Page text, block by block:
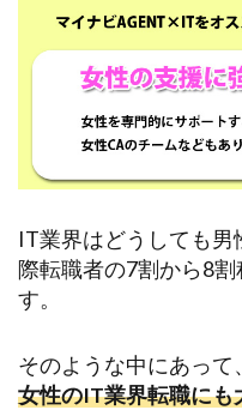
IT業界はどうしても
際転職者の7割から8
す。
そのような中にあっ
女性のIT業界転職にも